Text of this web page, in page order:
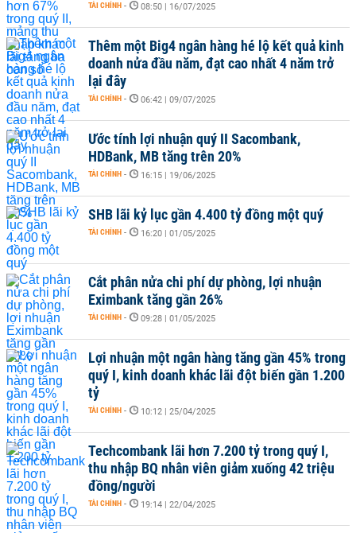
TÀI CHÍNH - 08:50 | 16/07/2025
Thêm một Big4 ngân hàng hé lộ kết quả kinh
doanh nửa đầu năm, đạt cao nhất 4 năm trở
lại đây
TÀI CHÍNH - 06:42 | 09/07/2025
Ước tính lợi nhuận quý II Sacombank,
HDBank, MB tăng trên 20%
TÀI CHÍNH - 16:15 | 19/06/2025
SHB lãi kỷ lục gần 4.400 tỷ đồng một quý
TÀI CHÍNH - 16:20 | 01/05/2025
Cắt phân nửa chi phí dự phòng, lợi nhuận
Eximbank tăng gần 26%
TÀI CHÍNH - 09:28 | 01/05/2025
Lợi nhuận một ngân hàng tăng gần 45% trong
quý I, kinh doanh khác lãi đột biến gần 1.200
tỷ
TÀI CHÍNH - 10:12 | 25/04/2025
Techcombank lãi hơn 7.200 tỷ trong quý I,
thu nhập BQ nhân viên giảm xuống 42 triệu
đồng/người
TÀI CHÍNH - 19:14 | 22/04/2025